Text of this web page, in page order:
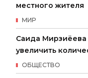
местного жителя
МИР
Саида Мирзиёева
увеличить
ОБЩЕСТВО